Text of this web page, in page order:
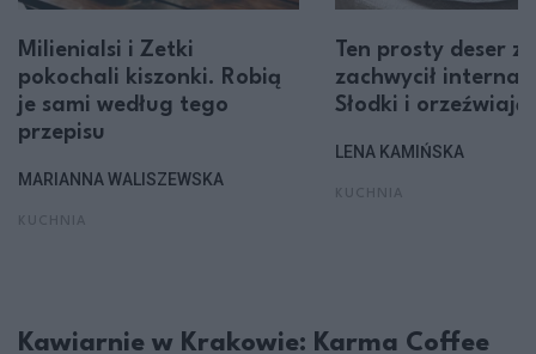
Milienialsi i Zetki
pokochali kiszonki. Robią
je sami według tego
przepisu
MARIANNA WALISZEWSKA
Ten prosty deser z
zachwycił
Słodki i
LENA KAMIŃSKA
Kawiarnie w Krakowie: Karma Coffee